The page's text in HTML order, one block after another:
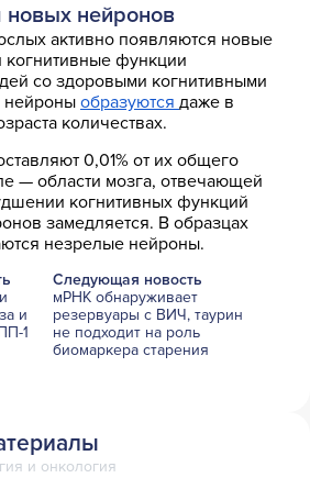
нейронов
активно появляются новые
когнитивные функции
со здоровыми когнитивными
нейроны образуются даже в
количествах.
0,01% от их общего
— области мозга, отвечающей
когнитивных функций
замедляется. В образцах
незрелые нейроны.
и
1
Следующая новость
мРНК обнаруживает
резервуары с ВИЧ, таурин
не подходит на роль
биомаркера старения
и онкология